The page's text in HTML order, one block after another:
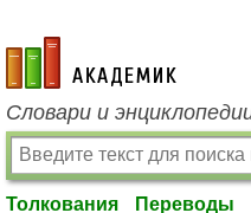
academic.ru
Словари и
Толкования Переводы